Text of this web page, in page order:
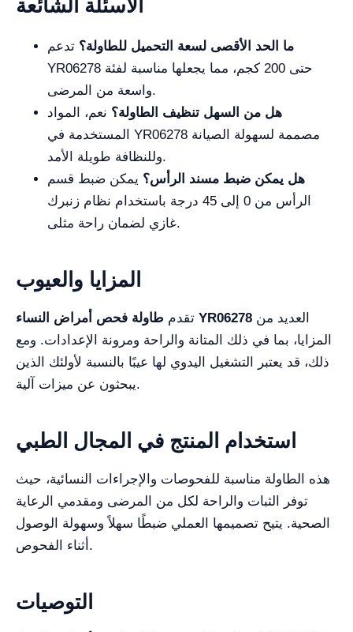
الأسئلة الشائعة
ما الحد الأقصى لسعة التحميل للطاولة؟ تدعم
YR06278 حتى 200 كجم، مما يجعلها مناسبة لفئة
واسعة من المرضى.
هل من السهل تنظيف الطاولة؟ نعم، المواد
المستخدمة في YR06278 مصممة لسهولة الصيانة
وللنظافة طويلة الأمد.
هل يمكن ضبط مسند الرأس؟ يمكن ضبط قسم
الرأس من 0 إلى 45 درجة باستخدام نظام زنبرك
غازي لضمان راحة مثلى.
المزايا والعيوب
تقدم طاولة فحص أمراض النساء YR06278
المزايا، بما في ذلك المتانة والراحة ومرونة الإعدادات. ومع
ذلك، قد يعتبر التشغيل اليدوي لها عيبًا بالنسبة لأولئك الذين
يبحثون عن ميزات آلية.
استخدام المنتج في المجال الطبي
هذه الطاولة مناسبة للفحوصات والإجراءات النسائية، حيث
توفر الثبات والراحة لكل من المرضى ومقدمي الرعاية
الصحية. يتيح تصميمها العملي ضبطًا سهلاً وسهولة الوصول
أثناء الفحوص.
التوصيات